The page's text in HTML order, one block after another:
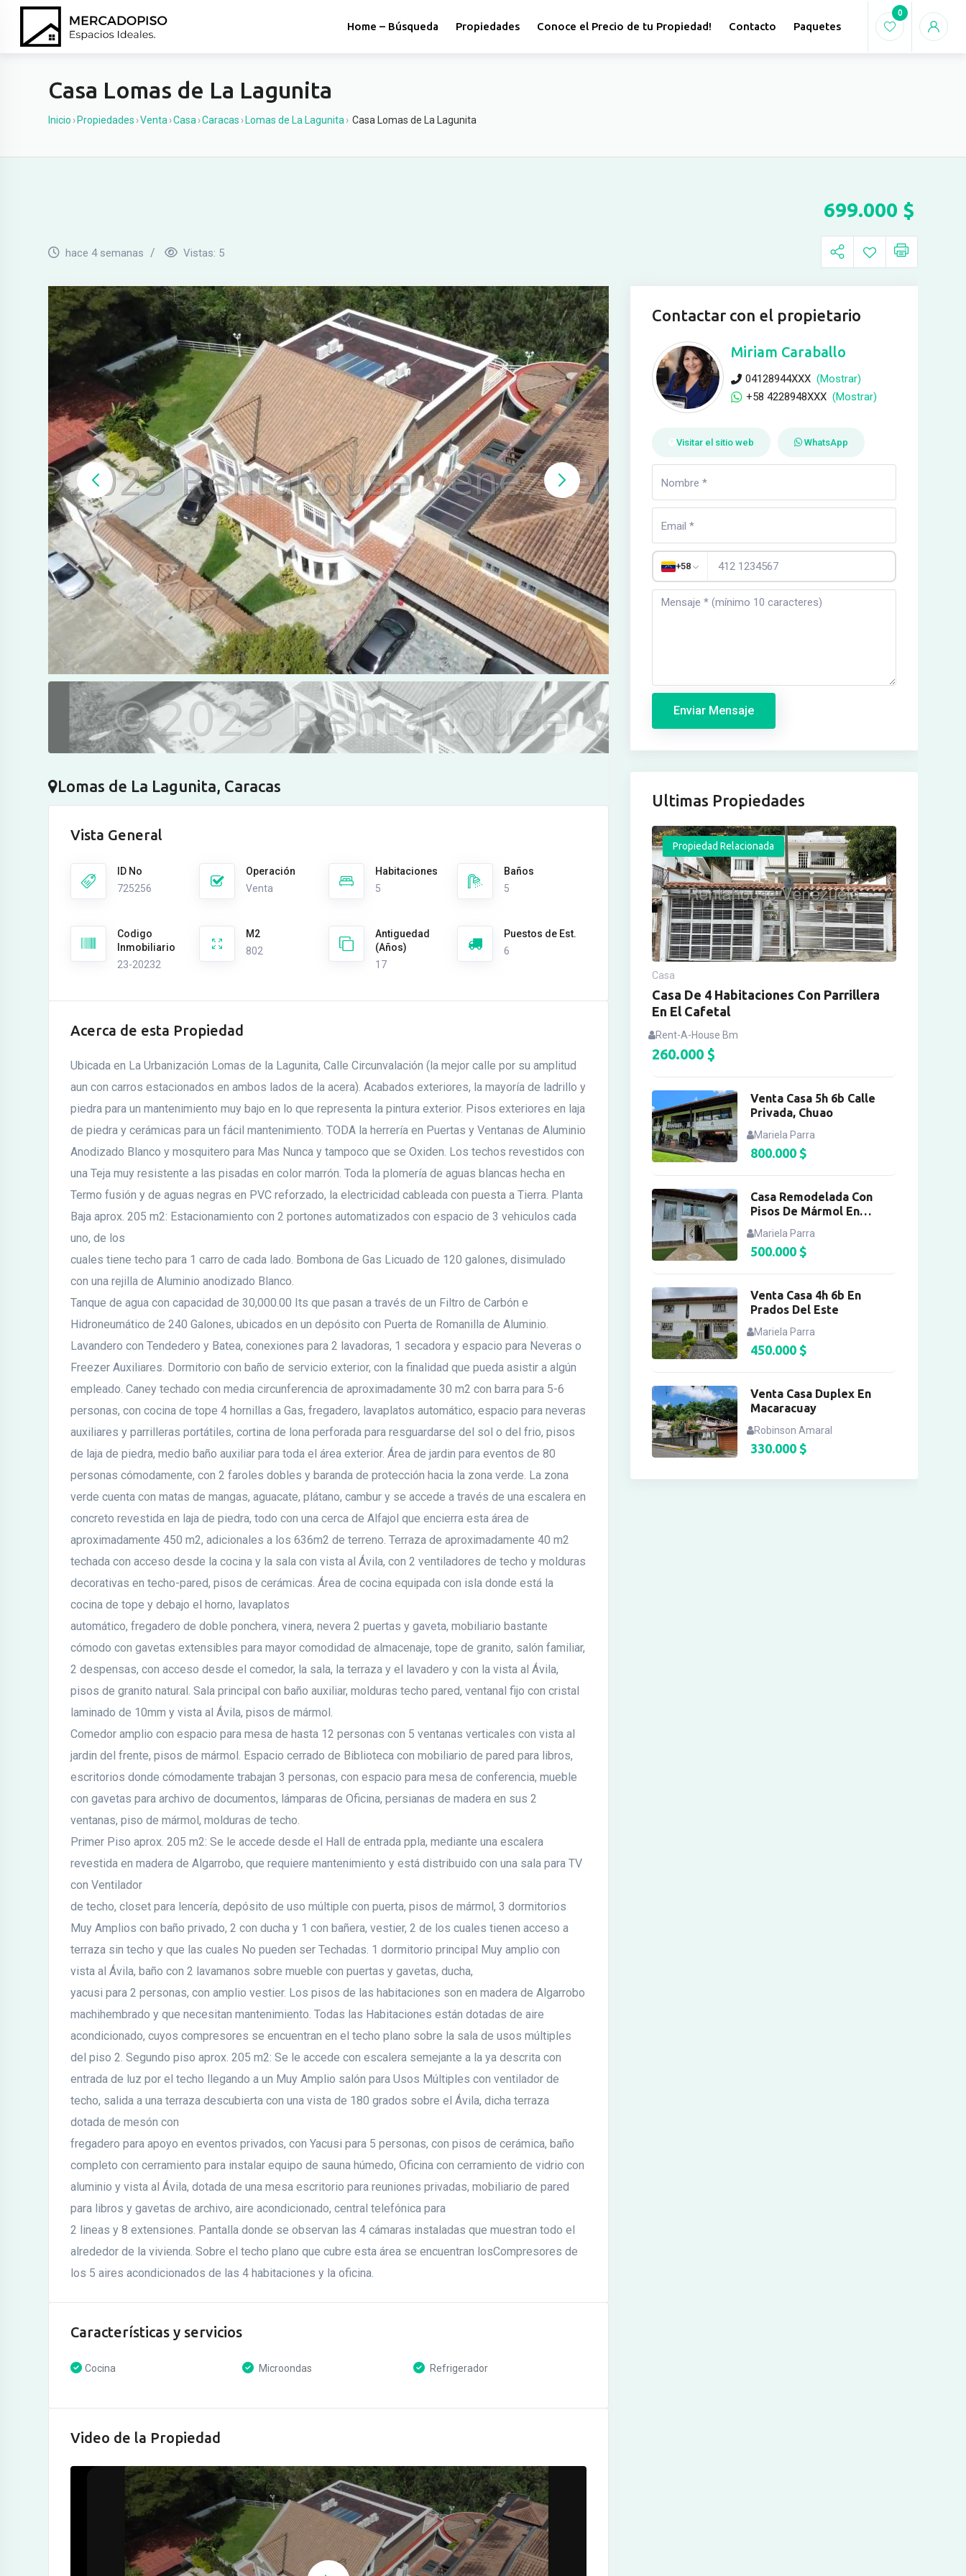
Home – Búsqueda Propiedades Conoce el Precio de tu Propiedad! Contacto Paquetes
0
Casa Lomas de La Lagunita
Inicio › Propiedades ›Venta ›Casa ›Caracas › Lomas de La Lagunita › Casa Lomas de La Lagunita
hace 4 semanas Vistas: 5
699.000 $
Lomas de La Lagunita, Caracas
Vista General
ID No
725256
Operación
Venta
Habitaciones
5
Baños
5
Codigo
Inmobiliario
23-20232
M2
802
Antiguedad
(Años)
17
Puestos de Est.
6
Acerca de esta Propiedad
Ubicada en La Urbanización Lomas de la Lagunita, Calle Circunvalación (la mejor calle por su amplitud
aun con carros estacionados en ambos lados de la acera). Acabados exteriores, la mayoría de ladrillo y
piedra para un mantenimiento muy bajo en lo que representa la pintura exterior. Pisos exteriores en laja
de piedra y cerámicas para un fácil mantenimiento. TODA la herrería en Puertas y Ventanas de Aluminio
Anodizado Blanco y mosquitero para Mas Nunca y tampoco que se Oxiden. Los techos revestidos con
una Teja muy resistente a las pisadas en color marrón. Toda la plomería de aguas blancas hecha en
Termo fusión y de aguas negras en PVC reforzado, la electricidad cableada con puesta a Tierra. Planta
Baja aprox. 205 m2: Estacionamiento con 2 portones automatizados con espacio de 3 vehiculos cada
uno, de los
cuales tiene techo para 1 carro de cada lado. Bombona de Gas Licuado de 120 galones, disimulado
con una rejilla de Aluminio anodizado Blanco.
Tanque de agua con capacidad de 30,000.00 Its que pasan a través de un Filtro de Carbón e
Hidroneumático de 240 Galones, ubicados en un depósito con Puerta de Romanilla de Aluminio.
Lavandero con Tendedero y Batea, conexiones para 2 lavadoras, 1 secadora y espacio para Neveras o
Freezer Auxiliares. Dormitorio con baño de servicio exterior, con la finalidad que pueda asistir a algún
empleado. Caney techado con media circunferencia de aproximadamente 30 m2 con barra para 5-6
personas, con cocina de tope 4 hornillas a Gas, fregadero, lavaplatos automático, espacio para neveras
auxiliares y parrilleras portátiles, cortina de lona perforada para resguardarse del sol o del frio, pisos
de laja de piedra, medio baño auxiliar para toda el área exterior. Área de jardin para eventos de 80
personas cómodamente, con 2 faroles dobles y baranda de protección hacia la zona verde. La zona
verde cuenta con matas de mangas, aguacate, plátano, cambur y se accede a través de una escalera en
concreto revestida en laja de piedra, todo con una cerca de Alfajol que encierra esta área de
aproximadamente 450 m2, adicionales a los 636m2 de terreno. Terraza de aproximadamente 40 m2
techada con acceso desde la cocina y la sala con vista al Ávila, con 2 ventiladores de techo y molduras
decorativas en techo-pared, pisos de cerámicas. Área de cocina equipada con isla donde está la
cocina de tope y debajo el horno, lavaplatos
automático, fregadero de doble ponchera, vinera, nevera 2 puertas y gaveta, mobiliario bastante
cómodo con gavetas extensibles para mayor comodidad de almacenaje, tope de granito, salón familiar,
2 despensas, con acceso desde el comedor, la sala, la terraza y el lavadero y con la vista al Ávila,
pisos de granito natural. Sala principal con baño auxiliar, molduras techo pared, ventanal fijo con cristal
laminado de 10mm y vista al Ávila, pisos de mármol.
Comedor amplio con espacio para mesa de hasta 12 personas con 5 ventanas verticales con vista al
jardin del frente, pisos de mármol. Espacio cerrado de Biblioteca con mobiliario de pared para libros,
escritorios donde cómodamente trabajan 3 personas, con espacio para mesa de conferencia, mueble
con gavetas para archivo de documentos, lámparas de Oficina, persianas de madera en sus 2
ventanas, piso de mármol, molduras de techo.
Primer Piso aprox. 205 m2: Se le accede desde el Hall de entrada ppla, mediante una escalera
revestida en madera de Algarrobo, que requiere mantenimiento y está distribuido con una sala para TV
con Ventilador
de techo, closet para lencería, depósito de uso múltiple con puerta, pisos de mármol, 3 dormitorios
Muy Amplios con baño privado, 2 con ducha y 1 con bañera, vestier, 2 de los cuales tienen acceso a
terraza sin techo y que las cuales No pueden ser Techadas. 1 dormitorio principal Muy amplio con
vista al Ávila, baño con 2 lavamanos sobre mueble con puertas y gavetas, ducha,
yacusi para 2 personas, con amplio vestier. Los pisos de las habitaciones son en madera de Algarrobo
machihembrado y que necesitan mantenimiento. Todas las Habitaciones están dotadas de aire
acondicionado, cuyos compresores se encuentran en el techo plano sobre la sala de usos múltiples
del piso 2. Segundo piso aprox. 205 m2: Se le accede con escalera semejante a la ya descrita con
entrada de luz por el techo llegando a un Muy Amplio salón para Usos Múltiples con ventilador de
techo, salida a una terraza descubierta con una vista de 180 grados sobre el Ávila, dicha terraza
dotada de mesón con
fregadero para apoyo en eventos privados, con Yacusi para 5 personas, con pisos de cerámica, baño
completo con cerramiento para instalar equipo de sauna húmedo, Oficina con cerramiento de vidrio con
aluminio y vista al Ávila, dotada de una mesa escritorio para reuniones privadas, mobiliario de pared
para libros y gavetas de archivo, aire acondicionado, central telefónica para
2 lineas y 8 extensiones. Pantalla donde se observan las 4 cámaras instaladas que muestran todo el
alrededor de la vivienda. Sobre el techo plano que cubre esta área se encuentran losCompresores de
los 5 aires acondicionados de las 4 habitaciones y la oficina.
Características y servicios
Cocina Microondas Refrigerador
Video de la Propiedad
Contactar con el propietario
Miriam Caraballo
04128944XXX (Mostrar)
+58 4228948XXX (Mostrar)
Visitar el sitio web WhatsApp
+58
Enviar Mensaje
Ultimas Propiedades
Propiedad Relacionada
Casa
Casa De 4 Habitaciones Con Parrillera
En El Cafetal
Rent-A-House Bm
260.000 $
Venta Casa 5h 6b Calle
Privada, Chuao
Mariela Parra
800.000 $
Casa Remodelada Con
Pisos De Mármol En
Mariela Parra
500.000 $
Venta Casa 4h 6b En
Prados Del Este
Mariela Parra
450.000 $
Venta Casa Duplex En
Macaracuay
Robinson Amaral
330.000 $